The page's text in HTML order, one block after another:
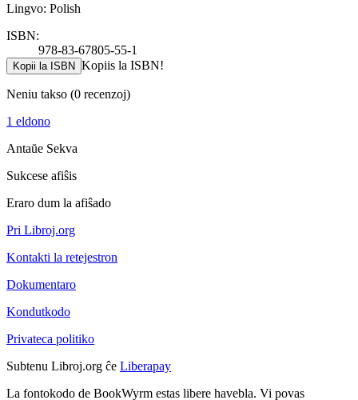
Lingvo: Polish
ISBN:
978-83-67805-55-1
Kopii la ISBN Kopiis la ISBN!
Neniu takso (0 recenzoj)
1 eldono
Antaŭe Sekva
Sukcese afiŝis
Eraro dum la afiŝado
Pri Libroj.org
Kontakti la retejestron
Dokumentaro
Kondutkodo
Privateca politiko
Subtenu Libroj.org ĉe Liberapay
La fontokodo de BookWyrm estas libere havebla. Vi povas